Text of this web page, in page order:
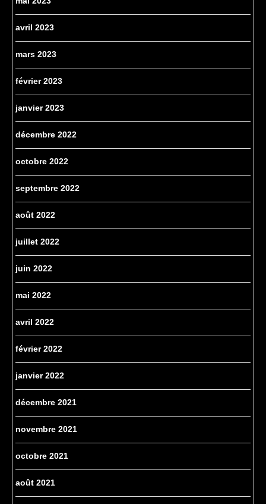
avril 2023
mars 2023
février 2023
janvier 2023
décembre 2022
octobre 2022
septembre 2022
août 2022
juillet 2022
juin 2022
mai 2022
avril 2022
février 2022
janvier 2022
décembre 2021
novembre 2021
octobre 2021
août 2021